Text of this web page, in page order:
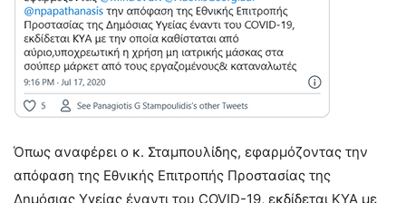
Όπως αναφέρει ο κ. Σταμπουλίδης, εφαρμόζοντας την
απόφαση της Εθνικής Επιτροπής Προστασίας της
Δημόσιας Υγείας έναντι του COVID-19, εκδίδεται ΚΥΑ με